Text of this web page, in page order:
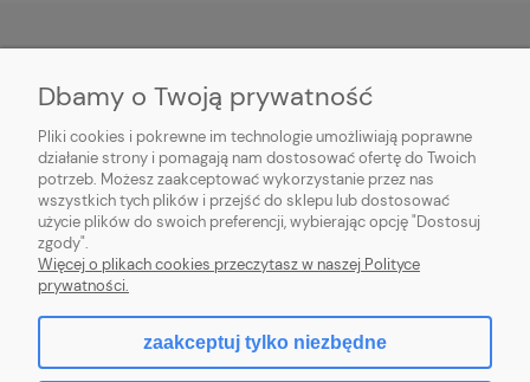
O NAS
INFORMACJE
PŁATNOŚCI I DOSTAWA
POMOC
MOJE KONTO
Dbamy o Twoją prywatność
Pliki cookies i pokrewne im technologie umożliwiają poprawne
działanie strony i pomagają nam dostosować ofertę do Twoich
potrzeb. Możesz zaakceptować wykorzystanie przez nas
wszystkich tych plików i przejść do sklepu lub dostosować
użycie plików do swoich preferencji, wybierając opcję "Dostosuj
zgody".
Więcej o plikach cookies przeczytasz w naszej Polityce
prywatności.
zaakceptuj tylko niezbędne